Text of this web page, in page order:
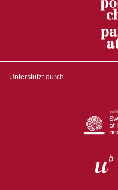
Unterstützt durch